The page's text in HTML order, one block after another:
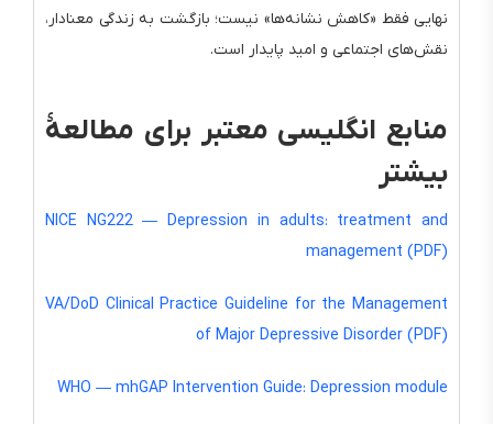
نهایی فقط «کاهش نشانه‌ها» نیست؛ بازگشت به زندگی معنادار،
نقش‌های اجتماعی و امید پایدار است.
منابع انگلیسی معتبر برای مطالعهٔ
بیشتر
NICE NG222 — Depression in adults: treatment and
management (PDF)
VA/DoD Clinical Practice Guideline for the Management
of Major Depressive Disorder (PDF)
WHO — mhGAP Intervention Guide: Depression module